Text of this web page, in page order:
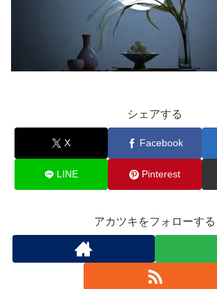
シェアする
X Facebook
LINE Pinterest
アカツキをフォローする